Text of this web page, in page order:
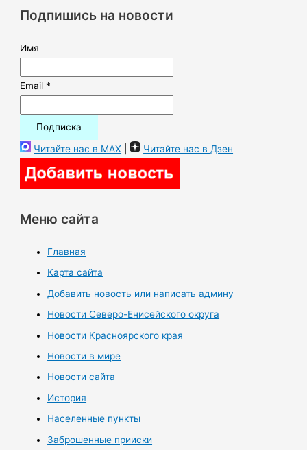
:Подпишись на новости
Имя
Email *
Читайте нас в MAX | Читайте нас в Дзен
Меню сайта
Главная
Карта сайта
Добавить новость или написать админу
Новости Северо-Енисейского округа
Новости Красноярского края
Новости в мире
Новости сайта
История
Населенные пункты
Заброшенные прииски